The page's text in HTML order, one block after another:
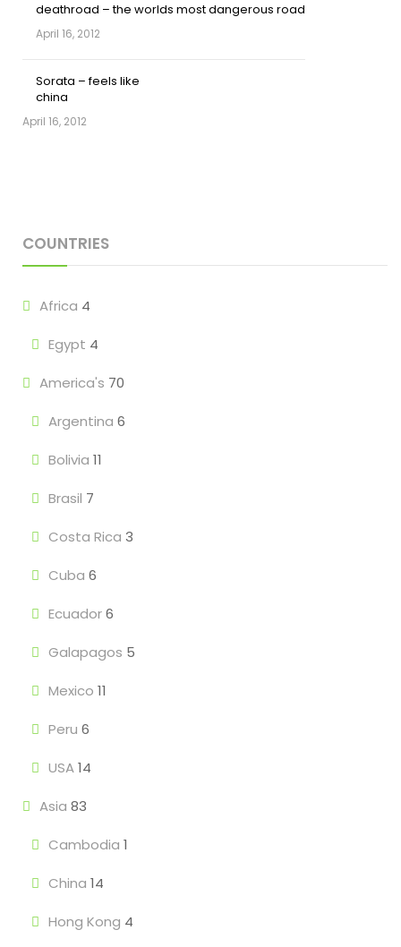
deathroad – the worlds most dangerous road
April 16, 2012
Sorata – feels like
china
April 16, 2012
COUNTRIES
Africa 4
Egypt 4
America's 70
Argentina 6
Bolivia 11
Brasil 7
Costa Rica 3
Cuba 6
Ecuador6
Galapagos 5
Mexico 11
Peru 6
USA14
Asia 83
Cambodia 1
China 14
Hong Kong 4